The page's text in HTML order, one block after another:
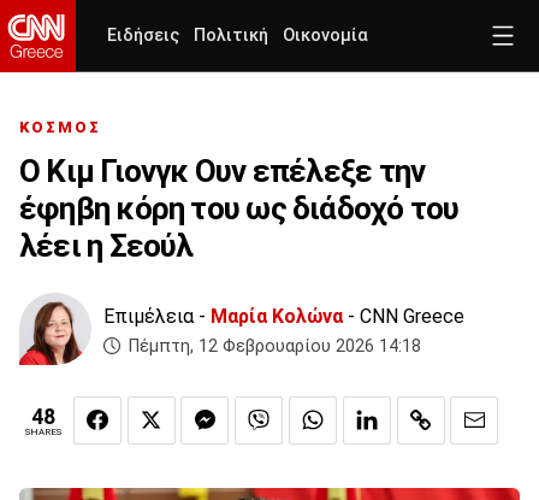
Ειδήσεις Πολιτική Οικονομία
ΚΟΣΜΟΣ
Ο Κιμ Γιονγκ Ουν επέλεξε την
έφηβη κόρη του ως διάδοχό του
λέει η Σεούλ
Επιμέλεια - Μαρία Κολώνα- CNN Greece
Πέμπτη, 12 Φεβρουαρίου 2026 14:18
48
SHARES